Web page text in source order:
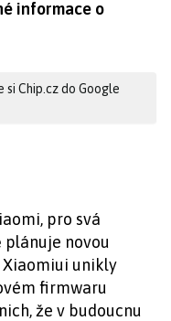
informace o
Chip.cz do Google
pro svá
novou
unikly
firmwaru
že v budoucnu